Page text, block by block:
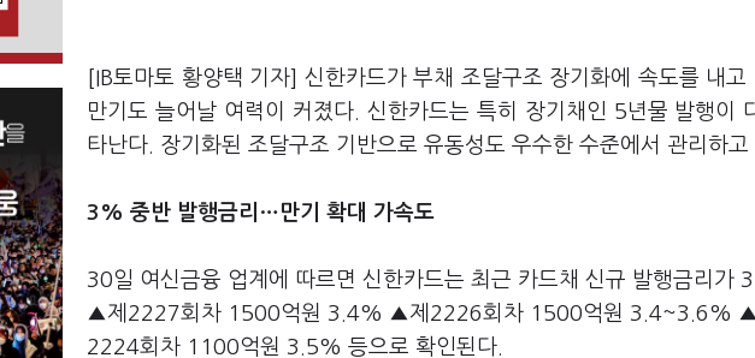
[IB토마토 황양택 기자] 신한카드가 부채 조달구조 장기화에 속도를 내
만기도 늘어날 여력이 커졌다. 신한카드는 특히 장기채인 5년물 발행이
타난다. 장기화된 조달구조 기반으로 유동성도 우수한 수준에서 관리하고
3% 중반 발행금리…만기 확대 가속도
30일 여신금융 업계에 따르면 신한카드는 최근 카드채 신규 발행금리가
▲제2227회차 1500억원 3.4% ▲제2226회차 1500억원 3.4~3.6%
2224회차 1100억원 3.5% 등으로 확인된다.